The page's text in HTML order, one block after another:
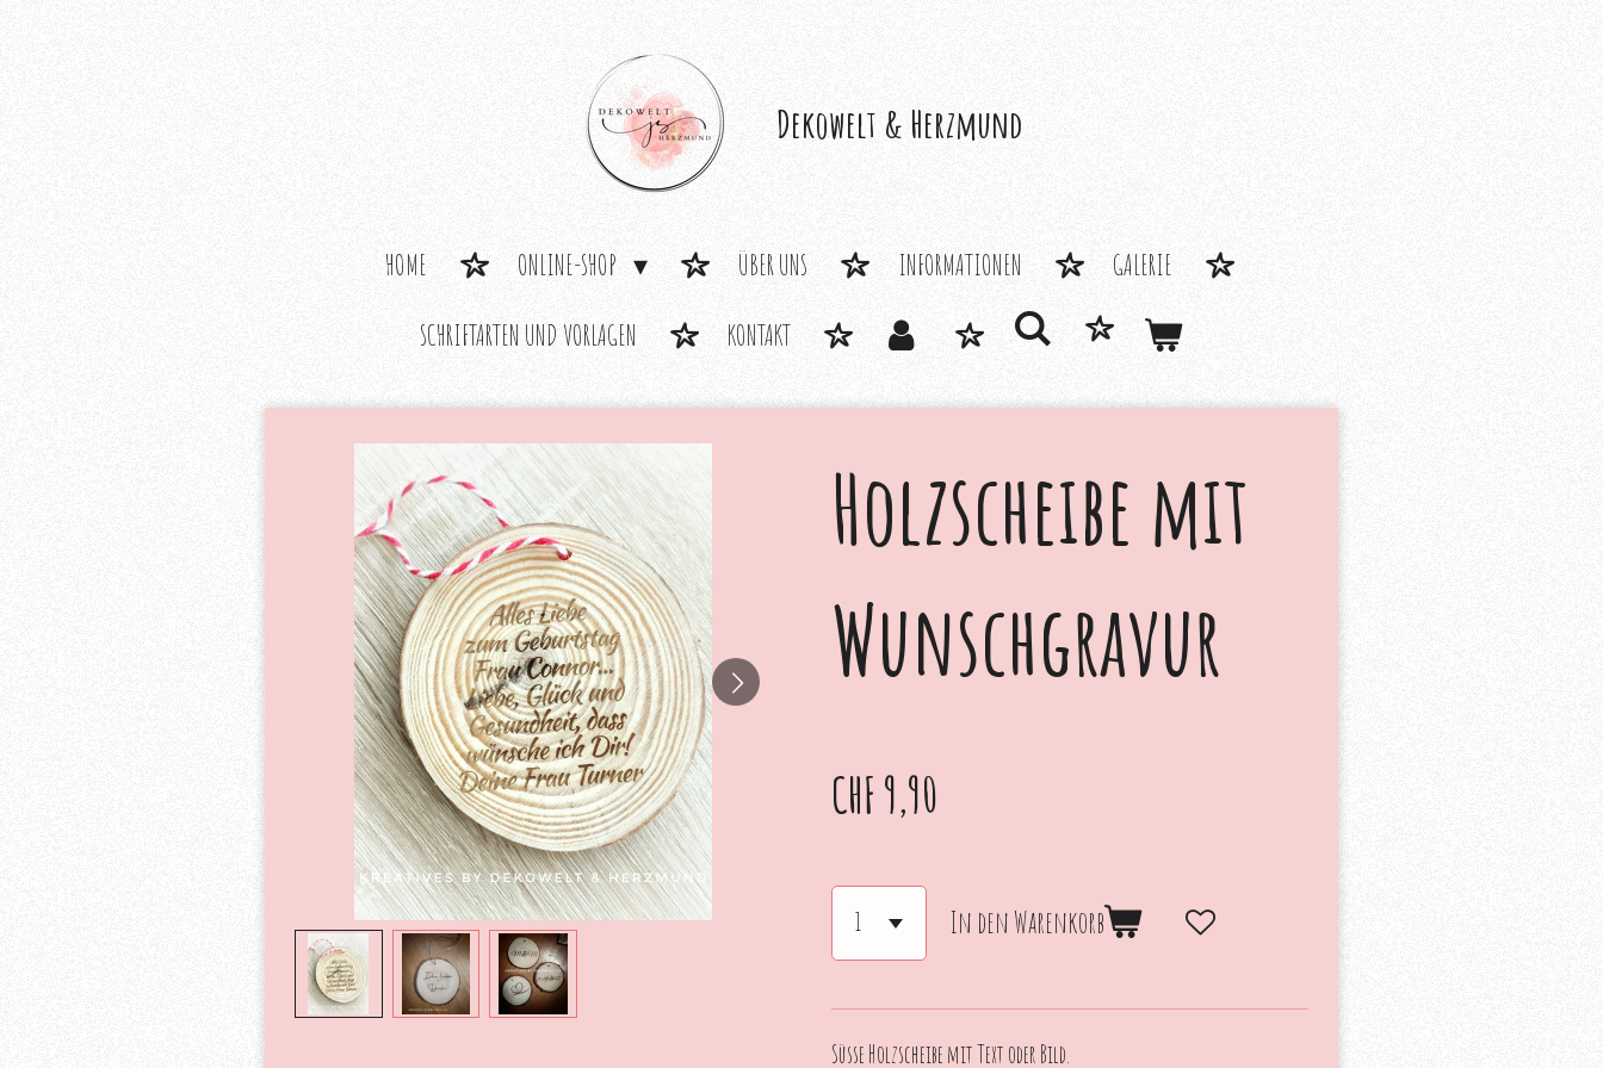
Dekowelt & Herzmund
HOME ONLINE-SHOP ÜBER UNS INFORMATIONEN
GALERIE
SCHRIFTARTEN UND VORLAGEN
KONTAKT
Holzscheibe mit
Wunschgravur
CHF 9,90
In den Warenkorb
Süsse Holzscheibe mit Text oder Bild.